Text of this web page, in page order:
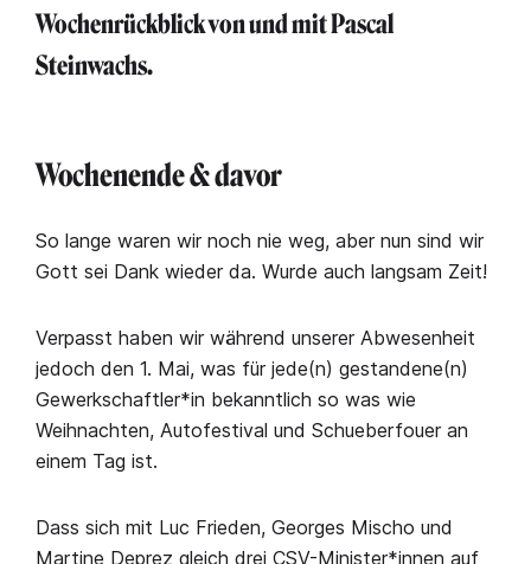
Wochenrückblick von und mit Pascal
Steinwachs.
Wochenende & davor
So lange waren wir noch nie weg, aber nun sind wir
Gott sei Dank wieder da. Wurde auch langsam Zeit!
Verpasst haben wir während unserer Abwesenheit
jedoch den 1. Mai, was für jede(n) gestandene(n)
Gewerkschaftler*in bekanntlich so was wie
Weihnachten, Autofestival und Schueberfouer an
einem Tag ist.
Dass sich mit Luc Frieden, Georges Mischo und
Martine Deprez gleich drei CSV-Minister*innen auf